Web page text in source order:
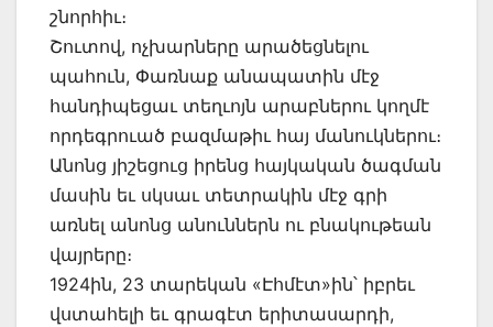
շնորհիւ։
Շուտով, ոչխարները արածեցնելու
պահուն, Փառնաք անապատին մէջ
հանդիպեցաւ տեղւոյն արաբներու կողմէ
որդեգրուած բազմաթիւ հայ մանուկներու։
Անոնց յիշեցուց իրենց հայկական ծագման
մասին եւ սկսաւ տետրակին մէջ գրի
առնել անոնց անուններն ու բնակութեան
վայրերը։
1924ին, 23 տարեկան «Էհմէտ»ին՝ իբրեւ
վստահելի եւ գրագէտ երիտասարդի,